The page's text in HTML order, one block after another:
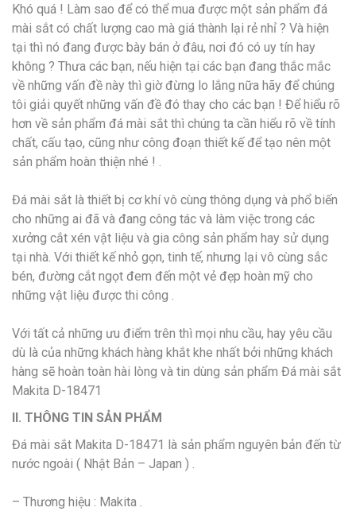
Khó quá ! Làm sao để có thể mua được một sản phẩm đá
mài sắt có chất lượng cao mà giá thành lại rẻ nhỉ ? Và hiện
tại thì nó đang được bày bán ở đâu, nơi đó có uy tín hay
không ? Thưa các bạn, nếu hiện tại các bạn đang thắc mắc
về những vấn đề này thì giờ đừng lo lắng nữa hãy để chúng
tôi giải quyết những vấn đề đó thay cho các bạn ! Để hiểu rõ
hơn về sản phẩm đá mài sắt thì chúng ta cần hiểu rõ về tính
chất, cấu tạo, cũng như công đoạn thiết kế để tạo nên một
sản phẩm hoàn thiện nhé ! .
Đá mài sắt là thiết bị cơ khí vô cùng thông dụng và phổ biến
cho những ai đã và đang công tác và làm việc trong các
xưởng cắt xén vật liệu và gia công sản phẩm hay sử dụng
tại nhà. Với thiết kế nhỏ gọn, tinh tế, nhưng lại vô cùng sắc
bén, đường cắt ngọt đem đến một vẻ đẹp hoàn mỹ cho
những vật liệu được thi công .
Với tất cả những ưu điểm trên thì mọi nhu cầu, hay yêu cầu
dù là của những khách hàng khắt khe nhất bởi những khách
hàng sẽ hoàn toàn hài lòng và tin dùng sản phẩm Đá mài sắt
Makita D-18471
II. THÔNG TIN SẢN PHẨM
Đá mài sắt Makita D-18471 là sản phẩm nguyên bản đến từ
nước ngoài ( Nhật Bản – Japan ) .
– Thương hiệu : Makita .